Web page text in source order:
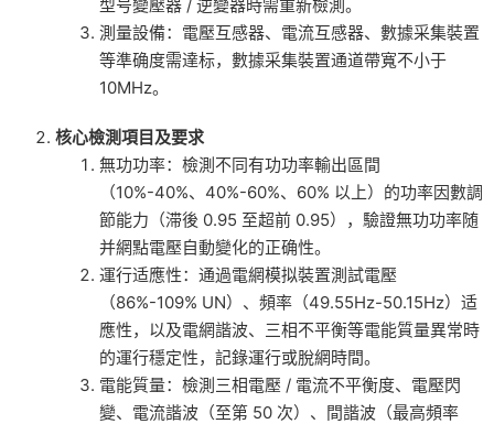
型号變壓器 / 逆變器時需重新檢測。
測量設備：電壓互感器、電流互感器、數據采集裝置
等準确度需達标，數據采集裝置通道帶寬不小于
10MHz。
核心檢測項目及要求
無功功率：檢測不同有功功率輸出區間
（10%-40%、40%-60%、60% 以上）的功率因數調
節能力（滞後 0.95 至超前 0.95），驗證無功功率随
并網點電壓自動變化的正确性。
運行适應性：通過電網模拟裝置測試電壓
（86%-109% UN）、頻率（49.55Hz-50.15Hz）适
應性，以及電網諧波、三相不平衡等電能質量異常時
的運行穩定性，記錄運行或脫網時間。
電能質量：檢測三相電壓 / 電流不平衡度、電壓閃
變、電流諧波（至第 50 次）、間諧波（最高頻率